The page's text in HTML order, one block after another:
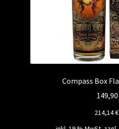
Compass Box
149,90
214,14€